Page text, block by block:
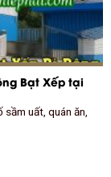
Bạt Xếp tại
uất, quán ăn,